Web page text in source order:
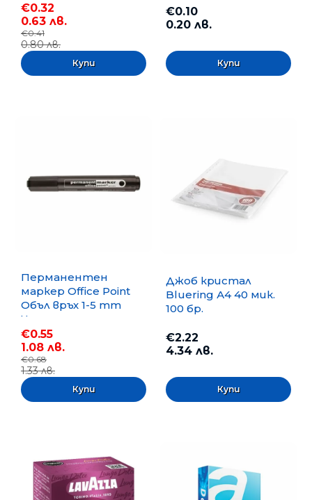
€0.32
0.63 лв.
€0.41
0.80 лв.
€0.10
0.20 лв.
Перманентен
маркер Office Point
Объл връх 1-5 mm
Черен
€0.55
1.08 лв.
€0.68
1.33 лв.
Джоб кристал
Bluering А4 40 мик.
100 бр.
€2.22
4.34 лв.